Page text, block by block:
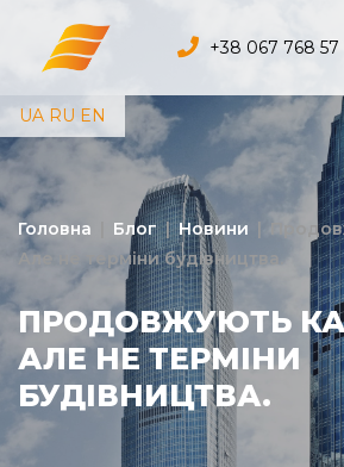
+38 067 768 57
UA RU EN
Головна Блог | Новини |
Але не терміни будівництва.
ПРОДОВЖУЮТЬ
АЛЕ НЕ ТЕРМІНИ
БУДІВНИЦТВА.